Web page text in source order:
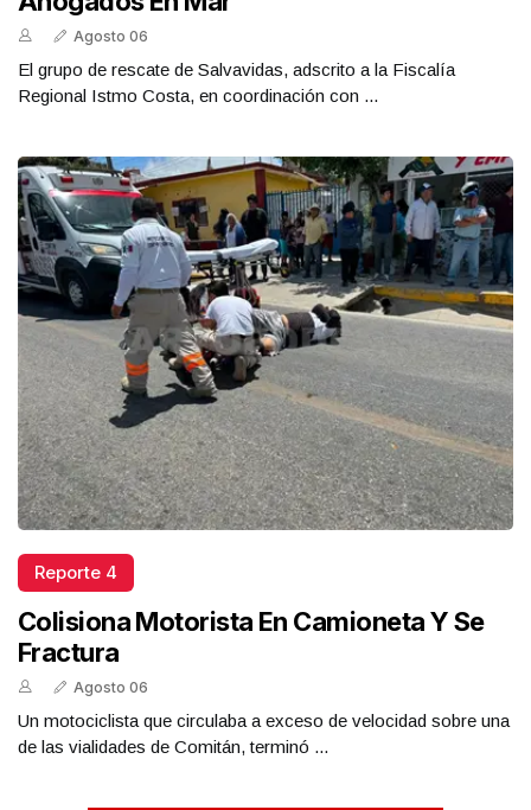
Agosto 06
El grupo de rescate de Salvavidas, adscrito a la Fiscalía
Regional Istmo Costa, en coordinación con ...
Reporte 4
Colisiona Motorista En Camioneta Y Se
Fractura
Agosto 06
Un motociclista que circulaba a exceso de velocidad sobre una
de las vialidades de Comitán, terminó ...